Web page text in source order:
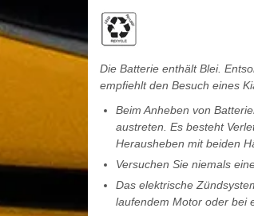
Die Batterie enthält Blei.
empfiehlt den Besuch eines
Beim Anheben von
austreten. Es besteht
Herausheben mit beiden
Versuchen Sie niemals
Das elektrische
laufendem Motor oder bei